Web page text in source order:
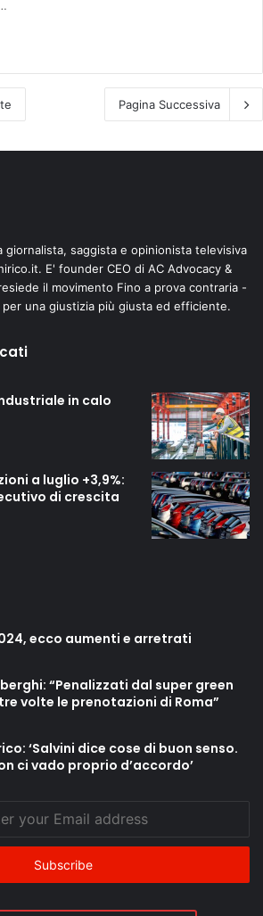
Pagina Successiva
giornalista, saggista e opinionista televisiva
E' founder CEO di AC Advocacy &
il movimento Fino a prova contraria -
una giustizia più giusta ed efficiente.
in calo
a luglio +3,9%:
di crescita
ecco aumenti e arretrati
“Penalizzati dal super green
volte le prenotazioni di Roma”
‘Salvini dice cose di buon senso.
ci vado proprio d’accordo’